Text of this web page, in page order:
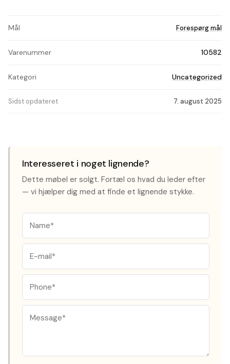
Mål Forespørg mål
Varenummer 10582
Kategori Uncategorized
Sidst opdateret 7. august 2025
Interesseret i noget lignende?
Dette møbel er solgt. Fortæl os hvad du leder efter
— vi hjælper dig med at finde et lignende stykke.